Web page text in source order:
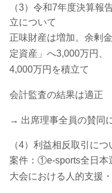
（3）令和7年度決算報
立について
正味財産は増加。余剰
定資産」へ3,000万円
4,000万円を積立て
会計監査の結果は適正
→ 出席理事全員の賛同
（4）利益相反取引につ
案件：①e-sports全日本
大会における人的支援